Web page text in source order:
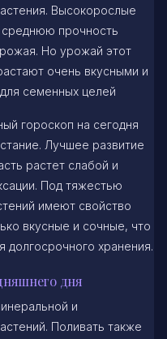
Высокорослые
прочность
Но урожай этот
очень вкусными и
семенных целей
гороскоп на сегодня
Лучшее развитие
растет слабой и
Под тяжестью
имеют свойство
вкусные и сочные, что
долгосрочного хранения.
дня
и
Поливать также